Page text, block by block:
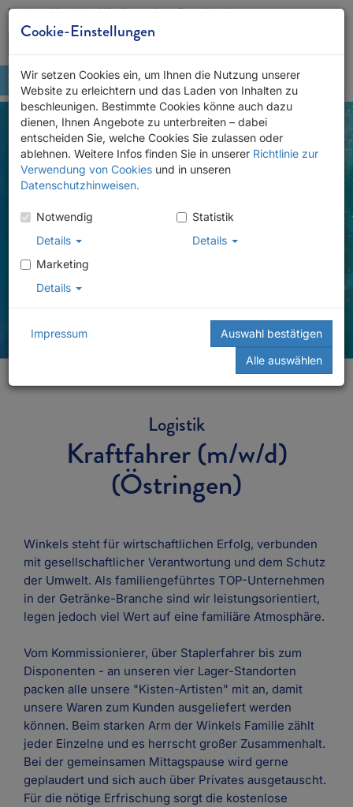
Karriere Kontakt Händlersuche Downloads
Logistik
Kraftfahrer (m/w/d)
(Östringen)
Winkels steht für wirtschaftlichen Erfolg, verbunden
mit gesellschaftlicher Verantwortung und dem Schutz
der Umwelt. Als familiengeführtes TOP-Unternehmen
in der Getränke-Branche sind wir leistungsorientiert,
legen jedoch viel Wert auf eine familiäre Atmosphäre.
Vom Kommissionierer, über Staplerfahrer bis zum
Disponenten - an unseren vier Lager-Standorten
packen alle unsere "Kisten-Artisten" mit an, damit
unsere Waren zum Kunden ausgeliefert werden
können. Beim starken Arm der Winkels Familie zählt
jeder Einzelne und es herrscht großer Zusammenhalt.
Bei der gemeinsamen Mittagspause wird gerne
geplaudert und sich auch über Privates ausgetauscht.
Für die nötige Erfrischung sorgt die kostenlose
Cookie-Einstellungen
Wir setzen Cookies ein, um Ihnen die Nutzung unserer
Website zu erleichtern und das Laden von Inhalten zu
beschleunigen. Bestimmte Cookies könne auch dazu
dienen, Ihnen Angebote zu unterbreiten – dabei
entscheiden Sie, welche Cookies Sie zulassen oder
ablehnen. Weitere Infos finden Sie in unserer Richtlinie zur
Verwendung von Cookies und in unseren
Datenschutzhinweisen.
Notwendig
Details
Statistik
Details
Marketing
Details
Impressum
Auswahl bestätigen
Alle auswählen